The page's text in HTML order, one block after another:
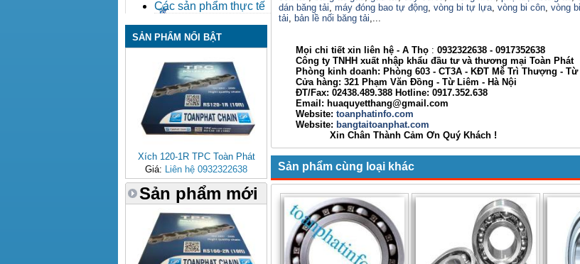
Các sản phẩm thực tế
SẢN PHẨM NỔI BẬT
Xích 120-1R TPC Toàn Phát
Giá: Liên hệ 0932322638
Sản phẩm mới
dán băng tải, máy đóng bao tự động, vòng bi tự lựa, vòng bi côn, vòng
tải, bản lề nối băng tải,...
Mọi chi tiết xin liên hệ - A Thọ : 0932322638 - 0917352638
Công ty TNHH xuất nhập khẩu đầu tư và thương mại Toàn Phát
Phòng kinh doanh: Phòng 603 - CT3A - KĐT Mễ Trì Thượng - Từ
Cửa hàng: 321 Phạm Văn Đồng - Từ Liêm - Hà Nội
ĐT/Fax: 02438.489.388 Hotline: 0917.352.638
Email: huaquyetthang@gmail.com
Website: toanphatinfo.com
Website: bangtaitoanphat.com
Xin Chân Thành Cảm Ơn Quý Khách !
Sản phẩm cùng loại khác